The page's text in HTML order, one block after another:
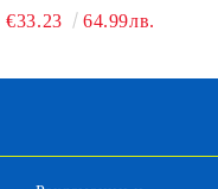
JL639-2A
€33.23 64.99лв.